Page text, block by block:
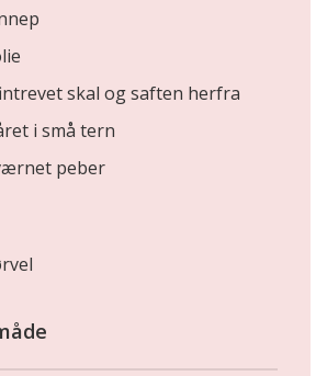
skal og saften herfra
i små tern
peber